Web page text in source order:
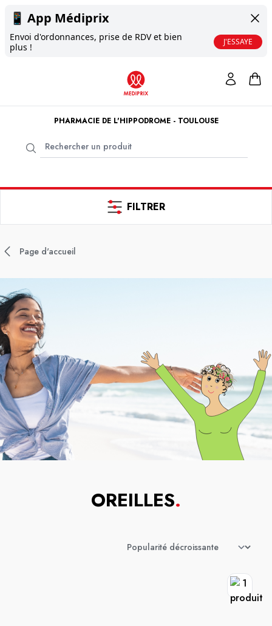
📱 App Médiprix
Envoi d'ordonnances, prise de RDV et bien
plus !
J'ESSAYE
PHARMACIE DE L'HIPPODROME - TOULOUSE
FILTRER
Page d'accueil
OREILLES.